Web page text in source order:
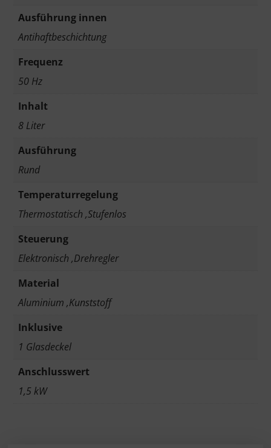
Ausführung innen
Antihaftbeschichtung
Frequenz
50 Hz
Inhalt
8 Liter
Ausführung
Rund
Temperaturregelung
Thermostatisch ,Stufenlos
Steuerung
Elektronisch ,Drehregler
Material
Aluminium ,Kunststoff
Inklusive
1 Glasdeckel
Anschlusswert
1,5 kW